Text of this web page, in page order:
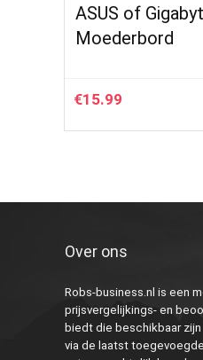
ASUS of
Moederbord
€15.99
Over ons
Robs-business.nl is een
prijsvergelijkings- en
biedt die beschikbaar
via de laatst